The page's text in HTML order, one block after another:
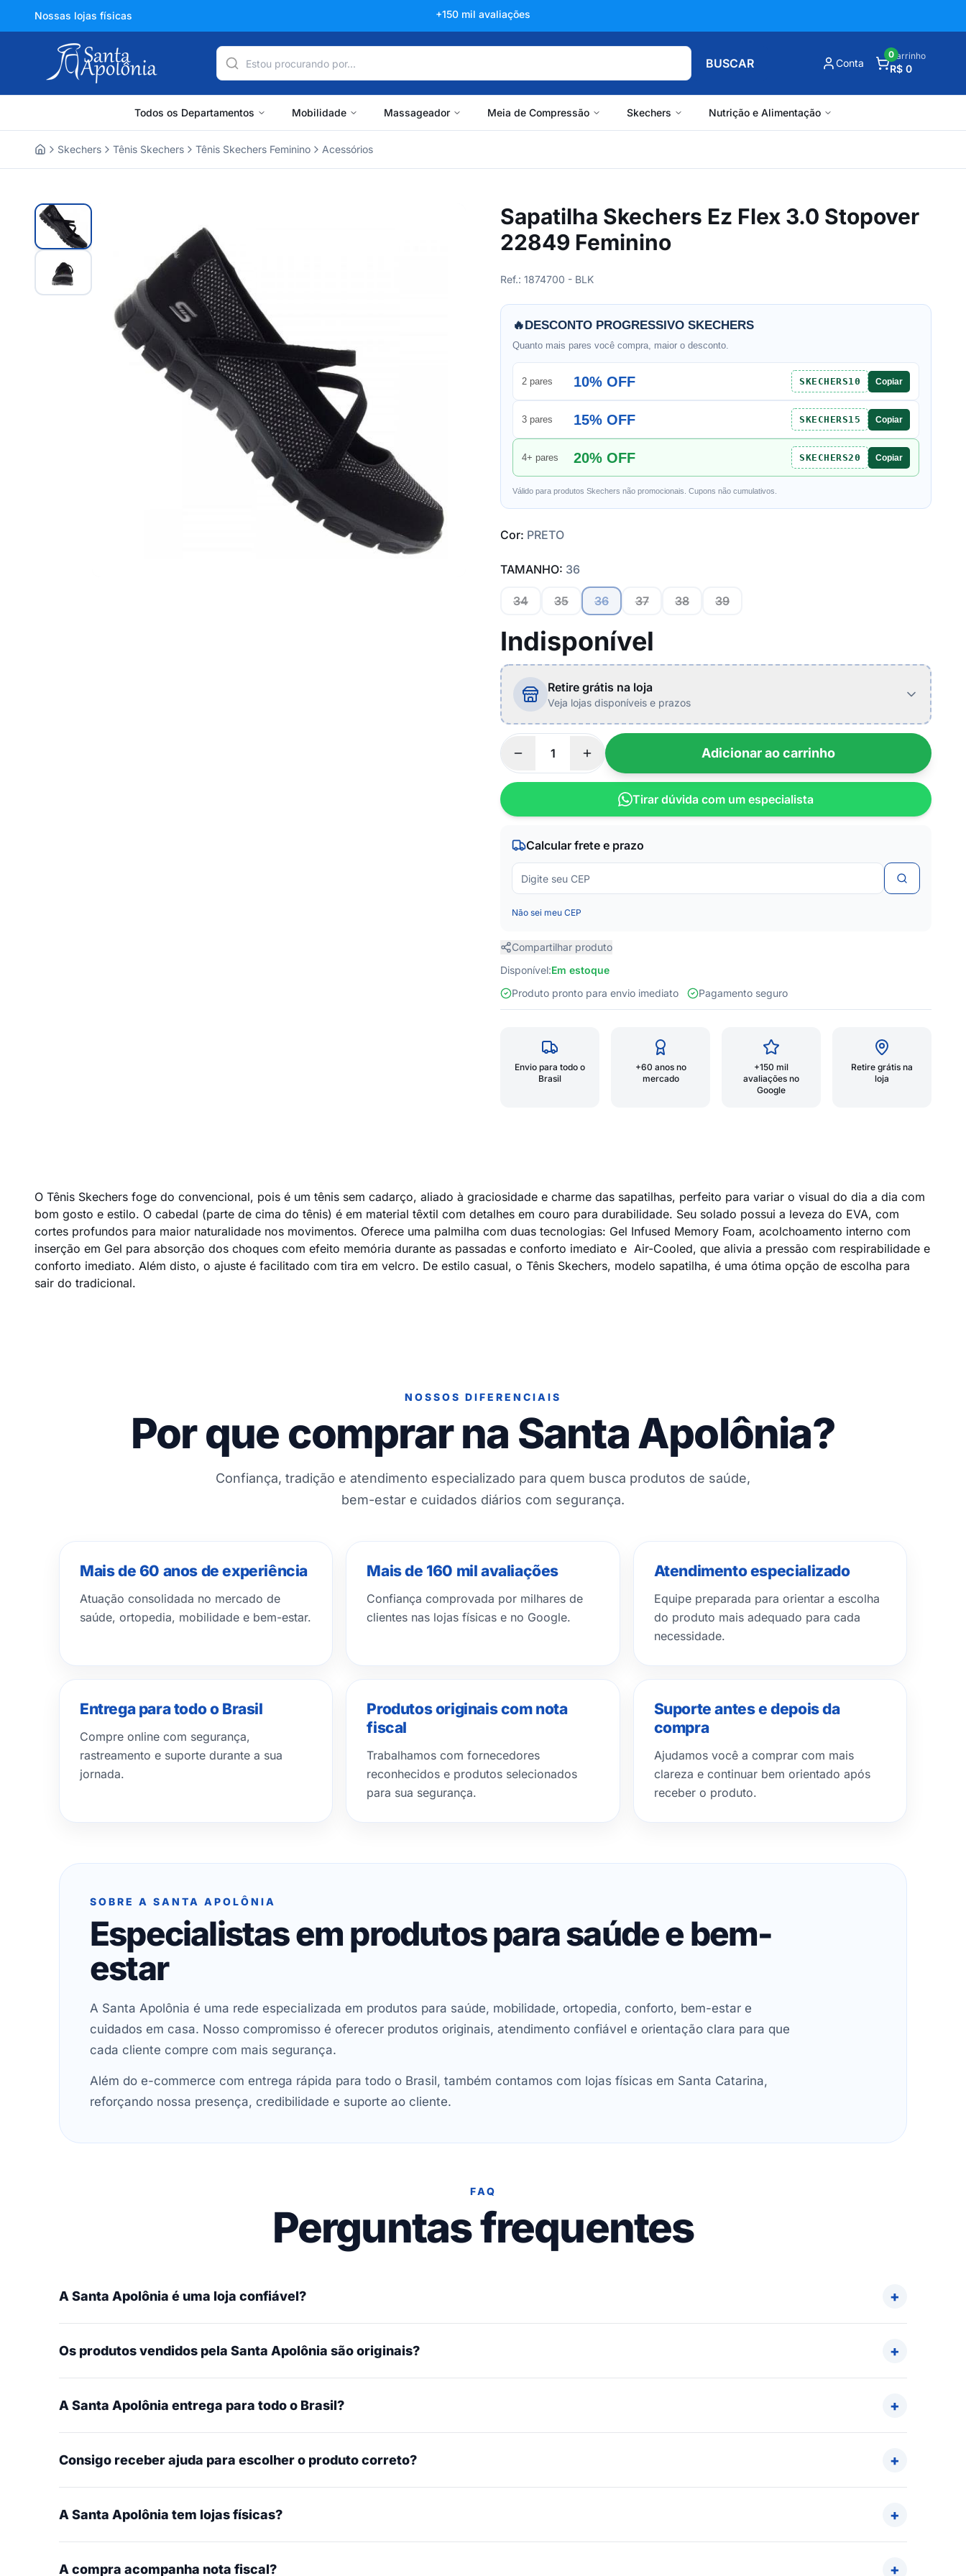
Nossas lojas físicas +150 mil avaliações
BUSCAR Conta
Carrinho
R$ 0
0
Todos os Departamentos Mobilidade Massageador Meia de Compressão Skechers Nutrição e Alimentação
Skechers Tênis Skechers Tênis Skechers Feminino Acessórios
Sapatilha Skechers Ez Flex 3.0 Stopover
22849 Feminino
Ref.: 1874700 - BLK
🔥DESCONTO PROGRESSIVO SKECHERS
Quanto mais pares você compra, maior o desconto.
2 pares 10% OFF SKECHERS10 Copiar
3 pares 15% OFF SKECHERS15 Copiar
4+ pares 20% OFF SKECHERS20 Copiar
Válido para produtos Skechers não promocionais. Cupons não cumulativos.
Cor: PRETO
TAMANHO: 36
34 35 36 37 38 39
Indisponível
Retire grátis na loja
Veja lojas disponíveis e prazos
Adicionar ao carrinho
Tirar dúvida com um especialista
Calcular frete e prazo
Não sei meu CEP
Compartilhar produto
Disponível:Em estoque
Produto pronto para envio imediato
Pagamento seguro
Envio para todo o
Brasil
+60 anos no
mercado
+150 mil
avaliações no
Google
Retire grátis na
loja
O Tênis Skechers foge do convencional, pois é um tênis sem cadarço, aliado à graciosidade e charme das sapatilhas, perfeito para variar o visual do dia a dia com
bom gosto e estilo. O cabedal (parte de cima do tênis) é em material têxtil com detalhes em couro para durabilidade. Seu solado possui a leveza do EVA, com
cortes profundos para maior naturalidade nos movimentos. Oferece uma palmilha com duas tecnologias: Gel Infused Memory Foam, acolchoamento interno com
inserção em Gel para absorção dos choques com efeito memória durante as passadas e conforto imediato e Air-Cooled, que alivia a pressão com respirabilidade e
conforto imediato. Além disto, o ajuste é facilitado com tira em velcro. De estilo casual, o Tênis Skechers, modelo sapatilha, é uma ótima opção de escolha para
sair do tradicional.
NOSSOS DIFERENCIAIS
Por que comprar na Santa Apolônia?
Confiança, tradição e atendimento especializado para quem busca produtos de saúde,
bem-estar e cuidados diários com segurança.
Mais de 60 anos de experiência
Atuação consolidada no mercado de
saúde, ortopedia, mobilidade e bem-estar.
Mais de 160 mil avaliações
Confiança comprovada por milhares de
clientes nas lojas físicas e no Google.
Atendimento especializado
Equipe preparada para orientar a escolha
do produto mais adequado para cada
necessidade.
Entrega para todo o Brasil
Compre online com segurança,
rastreamento e suporte durante a sua
jornada.
Produtos originais com nota
fiscal
Trabalhamos com fornecedores
reconhecidos e produtos selecionados
para sua segurança.
Suporte antes e depois da
compra
Ajudamos você a comprar com mais
clareza e continuar bem orientado após
receber o produto.
SOBRE A SANTA APOLÔNIA
Especialistas em produtos para saúde e bem-
estar
A Santa Apolônia é uma rede especializada em produtos para saúde, mobilidade, ortopedia, conforto, bem-estar e
cuidados em casa. Nosso compromisso é oferecer produtos originais, atendimento confiável e orientação clara para que
cada cliente compre com mais segurança.
Além do e-commerce com entrega rápida para todo o Brasil, também contamos com lojas físicas em Santa Catarina,
reforçando nossa presença, credibilidade e suporte ao cliente.
FAQ
Perguntas frequentes
A Santa Apolônia é uma loja confiável?
Os produtos vendidos pela Santa Apolônia são originais?
A Santa Apolônia entrega para todo o Brasil?
Consigo receber ajuda para escolher o produto correto?
A Santa Apolônia tem lojas físicas?
A compra acompanha nota fiscal?